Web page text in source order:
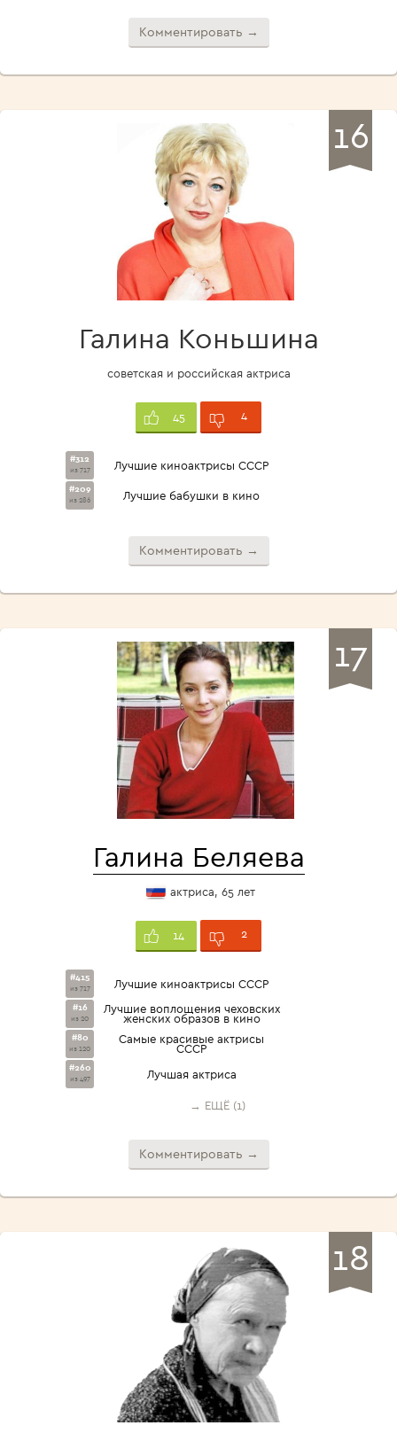
Комментировать →
16
Галина Коньшина
советская и российская актриса
45 4
#312
из 717 Лучшие киноактрисы СССР
#209
из 286 Лучшие бабушки в кино
Комментировать →
17
Галина Беляева
актриса, 65 лет
14 2
#415
из 717 Лучшие киноактрисы СССР
#16
из 20
Лучшие воплощения чеховских
женских образов в кино
#80
из 120
Самые красивые актрисы
СССР
#260
из 497 Лучшая актриса
→ ЕЩЁ (1)
Комментировать →
18